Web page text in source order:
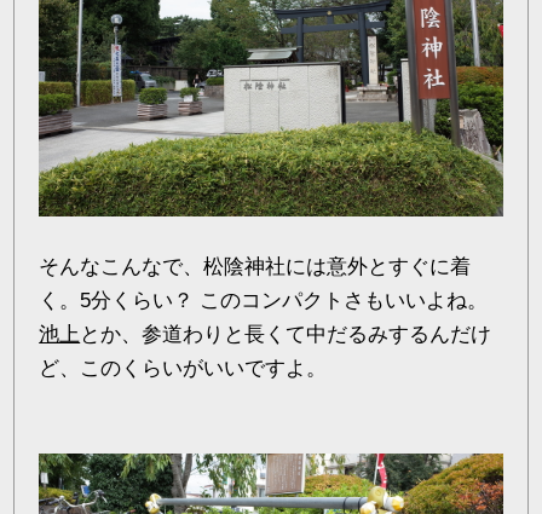
そんなこんなで、松陰神社には意外とすぐに着
く。5分くらい？ このコンパクトさもいいよね。
池上 とか、参道わりと長くて中だるみするんだけ
ど、このくらいがいいですよ。